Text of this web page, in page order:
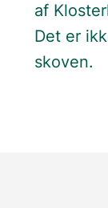
af
Det er
skoven.